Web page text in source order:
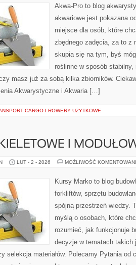
Akwa-Pro to blog
akwariowe jest pokazana
miejsce dla osób, które
zbędnego zadęcia, za to z
skupia się na tym, byś
roślinne w sposób
masz już za sobą kilka zbiorników.
Akwarystyczne i Akwaria […]
CARGO I ROWERY UŻYTKOWE
I
LUT - 2 - 2026 MOŻLIWOŚĆ
Kursy Marko to blog
forkliftów, sprzętu
spójną przestrzeń wiedzy.
myślą o osobach, które
rozumieć, jak funkcjonuje
decyzje w tematach takich
selekcja materiałów. Polecamy Pytania od